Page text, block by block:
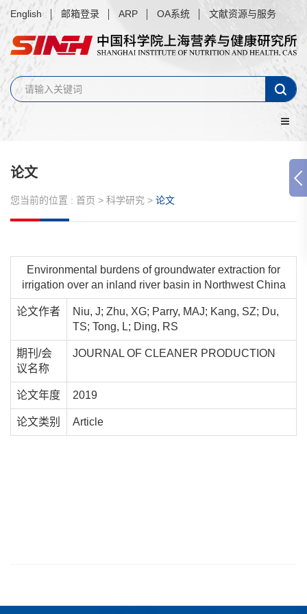
English 邮箱登录 ARP OA系统 文献资源与服务
论文
您当前的位置 : 首页 > 科学研究 > 论文
Environmental burdens of groundwater extraction for
irrigation over an inland river basin in Northwest China
论文作者
Niu, J; Zhu, XG; Parry, MAJ; Kang, SZ; Du,
TS; Tong, L; Ding, RS
期刊/会
议名称
JOURNAL OF CLEANER PRODUCTION
论文年度 2019
论文类别 Article